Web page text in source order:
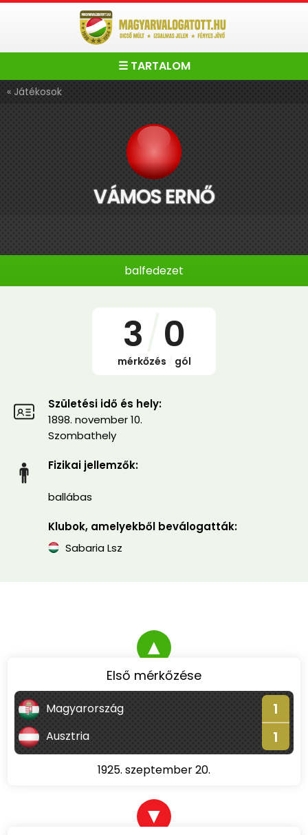
☰ TARTALOM
« Játékosok
VÁMOS ERNŐ
balfedezet
3 0
mérkőzés gól
Születési idő és hely:
1898. november 10.
Szombathely
Fizikai jellemzők:
ballábas
Klubok, amelyekből beválogatták:
Sabaria Lsz
▲
Első mérkőzése
Magyarország 1
Ausztria 1
1925. szeptember 20.
▼